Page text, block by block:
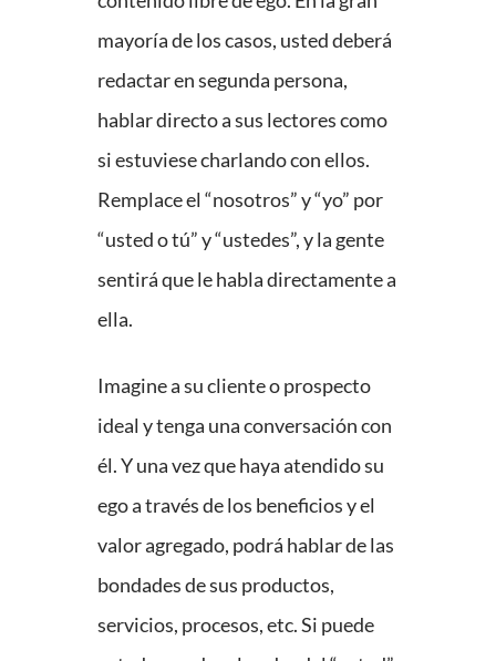
mayoría de los casos, usted deberá
redactar en segunda persona,
hablar directo a sus lectores como
si estuviese charlando con ellos.
Remplace el “nosotros” y “yo” por
“usted o tú” y “ustedes”, y la gente
sentirá que le habla directamente a
ella.
Imagine a su cliente o prospecto
ideal y tenga una conversación con
él. Y una vez que haya atendido su
ego a través de los beneficios y el
valor agregado, podrá hablar de las
bondades de sus productos,
servicios, procesos, etc. Si puede